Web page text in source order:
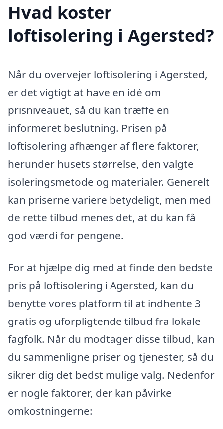
Hvad koster
loftisolering i Agersted?
Når du overvejer loftisolering i Agersted,
er det vigtigt at have en idé om
prisniveauet, så du kan træffe en
informeret beslutning. Prisen på
loftisolering afhænger af flere faktorer,
herunder husets størrelse, den valgte
isoleringsmetode og materialer. Generelt
kan priserne variere betydeligt, men med
de rette tilbud menes det, at du kan få
god værdi for pengene.
For at hjælpe dig med at finde den bedste
pris på loftisolering i Agersted, kan du
benytte vores platform til at indhente 3
gratis og uforpligtende tilbud fra lokale
fagfolk. Når du modtager disse tilbud, kan
du sammenligne priser og tjenester, så du
sikrer dig det bedst mulige valg. Nedenfor
er nogle faktorer, der kan påvirke
omkostningerne: